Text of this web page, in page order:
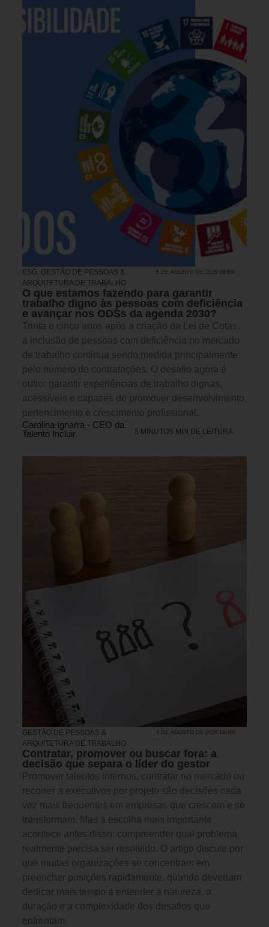
ESG, GESTÃO DE PESSOAS &
ARQUITETURA DE TRABALHO
6 DE AGOSTO DE 2026 08H00
O que estamos fazendo para garantir
trabalho digno às pessoas com deficiência
e avançar nos ODSs da agenda 2030?
Trinta e cinco anos após a criação da Lei de Cotas,
a inclusão de pessoas com deficiência no mercado
de trabalho continua sendo medida principalmente
pelo número de contratações. O desafio agora é
outro: garantir experiências de trabalho dignas,
acessíveis e capazes de promover desenvolvimento,
pertencimento e crescimento profissional.
Carolina Ignarra - CEO da
Talento Incluir
5 MINUTOS MIN DE LEITURA
GESTÃO DE PESSOAS &
ARQUITETURA DE TRABALHO
5 DE AGOSTO DE 2026 14H00
Contratar, promover ou buscar fora: a
decisão que separa o líder do gestor
Promover talentos internos, contratar no mercado ou
recorrer a executivos por projeto são decisões cada
vez mais frequentes em empresas que crescem e se
transformam. Mas a escolha mais importante
acontece antes disso: compreender qual problema
realmente precisa ser resolvido. O artigo discute por
que muitas organizações se concentram em
preencher posições rapidamente, quando deveriam
dedicar mais tempo a entender a natureza, a
duração e a complexidade dos desafios que
enfrentam.